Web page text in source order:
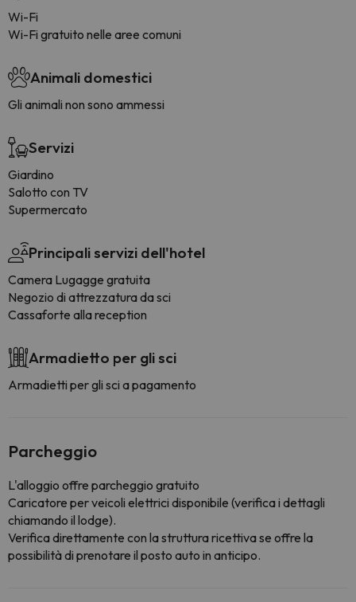
Wi-Fi
Wi-Fi gratuito nelle aree comuni
Animali domestici
Gli animali non sono ammessi
Servizi
Giardino
Salotto con TV
Supermercato
Principali servizi dell'hotel
Camera Lugagge gratuita
Negozio di attrezzatura da sci
Cassaforte alla reception
Armadietto per gli sci
Armadietti per gli sci a pagamento
Parcheggio
L'alloggio offre parcheggio gratuito
Caricatore per veicoli elettrici disponibile (verifica i dettagli
chiamando il lodge).
Verifica direttamente con la struttura ricettiva se offre la
possibilità di prenotare il posto auto in anticipo.